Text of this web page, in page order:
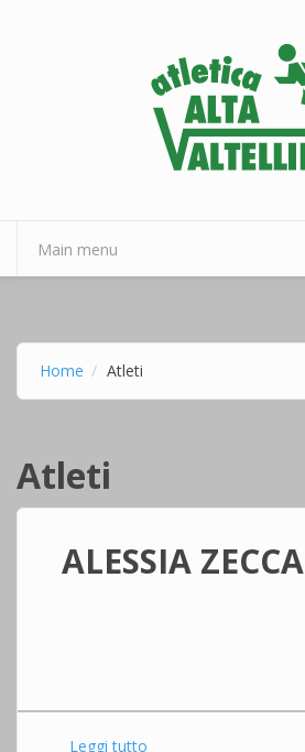
Home Atleti
Atleti
ALESSIA ZECCA
Leggi tutto